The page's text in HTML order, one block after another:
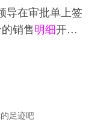
况，需要怎么
希望能少交些
4、可以
核算到单品
导在审批单上签
销售明细开了
足迹吧